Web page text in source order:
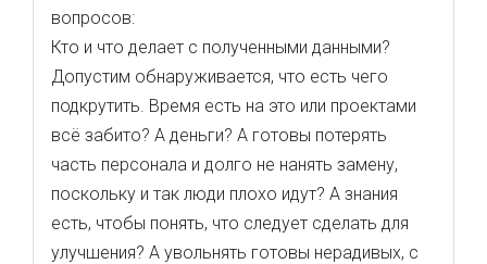
вопросов:
Кто и что делает с полученными данными?
Допустим обнаруживается, что есть чего
подкрутить. Время есть на это или проектами
всё забито? А деньги? А готовы потерять
часть персонала и долго не нанять замену,
поскольку и так люди плохо идут? А знания
есть, чтобы понять, что следует сделать для
улучшения? А увольнять готовы нерадивых, с